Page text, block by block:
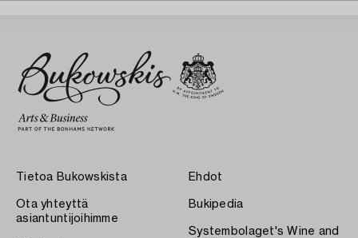
Tietoa Bukowskista
Ota yhteyttä
asiantuntijoihimme
Ehdot
Bukipedia
Systembolaget's Wine and